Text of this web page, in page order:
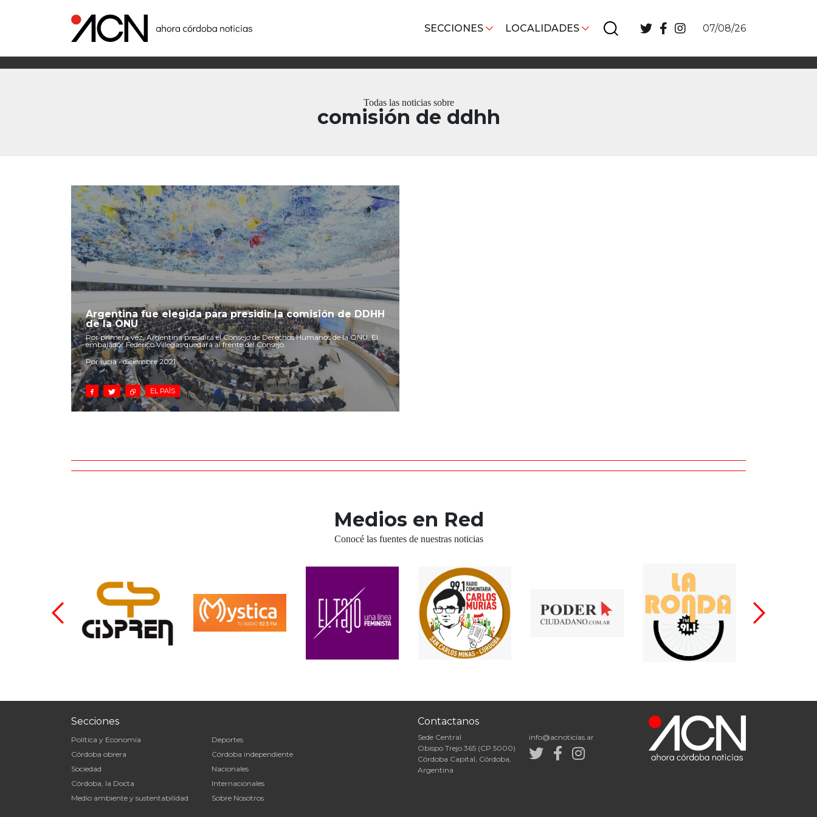
SECCIONES LOCALIDADES 07/08/26
Todas las noticias sobre
comisión de ddhh
Argentina fue elegida para presidir la comisión de DDHH
de la ONU
Por primera vez, Argentina presidirá el Consejo de Derechos Humanos de la ONU. El
embajador Federico Villegas quedará al frente del Consejo.
Por lucia • diciembre 2021
EL PAÍS
Medios en Red
Conocé las fuentes de nuestras noticias
Secciones
Política y Economía
Córdoba obrera
Sociedad
Córdoba, la Docta
Medio ambiente y sustentabilidad
Deportes
Córdoba independiente
Nacionales
Internacionales
Sobre Nosotros
Contactanos
Sede Central
Obispo Trejo 365 (CP 5000)
Córdoba Capital, Córdoba,
Argentina
info@acnoticias.ar